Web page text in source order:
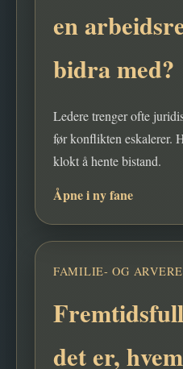
en
bidra med?
Ledere trenger ofte
før konflikten eskalerer.
klokt å hente bistand.
Åpne i ny fane
FAMILIE- OG
det er,